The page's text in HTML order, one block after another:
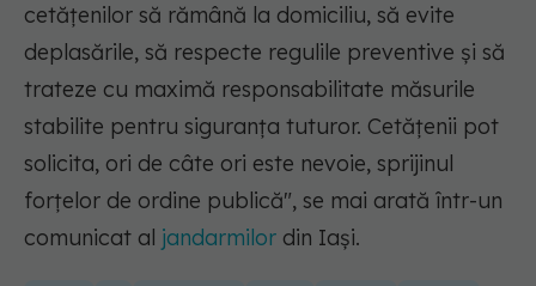
cetăţenilor să rămână la domiciliu, să evite
deplasările, să respecte regulile preventive şi să
trateze cu maximă responsabilitate măsurile
stabilite pentru siguranţa tuturor. Cetăţenii pot
solicita, ori de câte ori este nevoie, sprijinul
forţelor de ordine publică", se mai arată într-un
comunicat al jandarmilor din Iași.